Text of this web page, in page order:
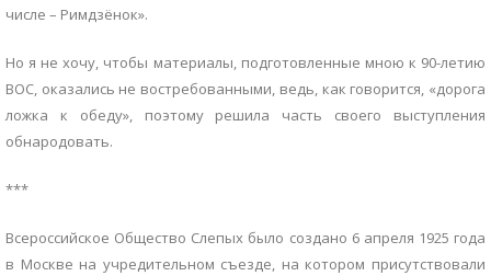
числе – Римдзёнок».
Но я не хочу, чтобы материалы, подготовленные мною к 90-летию
ВОС, оказались не востребованными, ведь, как говорится, «дорога
ложка к обеду», поэтому решила часть своего выступления
обнародовать.
***
Всероссийское Общество Слепых было создано 6 апреля 1925 года
в Москве на учредительном съезде, на котором присутствовали